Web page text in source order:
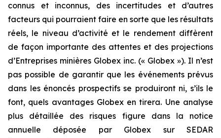
connus et inconnus, des incertitudes et d’autres
facteurs qui pourraient faire en sorte que les résultats
réels, le niveau d’activité et le rendement diffèrent
de façon importante des attentes et des projections
d’Entreprises minières Globex inc. (« Globex »). Il n’est
pas possible de garantir que les événements prévus
dans les énoncés prospectifs se produiront ni, s’ils le
font, quels avantages Globex en tirera. Une analyse
plus détaillée des risques figure dans la notice
annuelle déposée par Globex sur SEDAR